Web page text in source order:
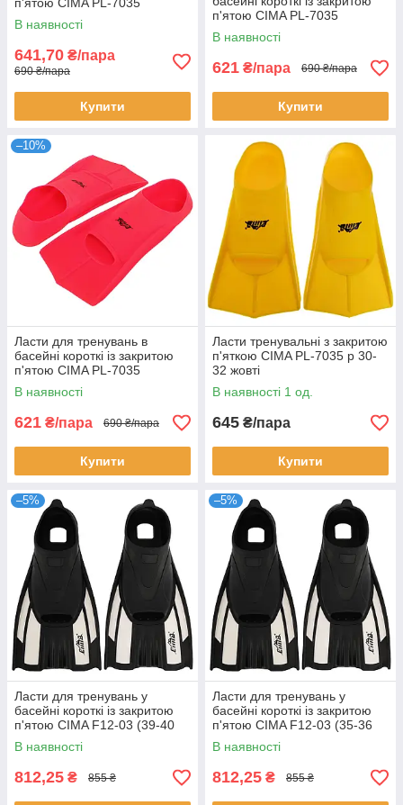
Рожевий 30-32
В наявності
641,70 ₴/пара
690 ₴/пара
Купити
п'ятою CIMA PL-7035
Рожевий 27-29
В наявності
621 ₴/пара 690 ₴/пара
Купити
–10%
Ласти для тренувань в
басейні короткі із закритою
п'ятою CIMA PL-7035
Рожевий 33-35
В наявності
621 ₴/пара 690 ₴/пара
Купити
Ласти тренувальні з закритою
п'яткою CIMA PL-7035 р 30-
32 жовті
В наявності 1 од.
645 ₴/пара
Купити
–5%
Ласти для тренувань у
басейні короткі із закритою
п'ятою CIMA F12-03 (39-40
чорний)
В наявності
812,25 ₴ 855 ₴
–5%
Ласти для тренувань у
басейні короткі із закритою
п'ятою CIMA F12-03 (35-36
Чорний)
В наявності
812,25 ₴ 855 ₴